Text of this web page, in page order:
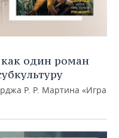
как один роман
Р. Р. Мартина «Игра